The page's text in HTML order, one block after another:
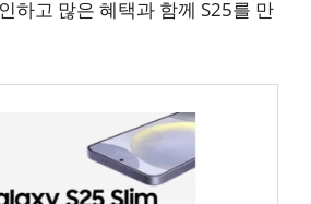
하고 많은 혜택과 함께 S25를 만